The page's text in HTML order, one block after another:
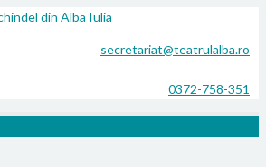
secretariat@teatrulalba.ro
0372-758-351